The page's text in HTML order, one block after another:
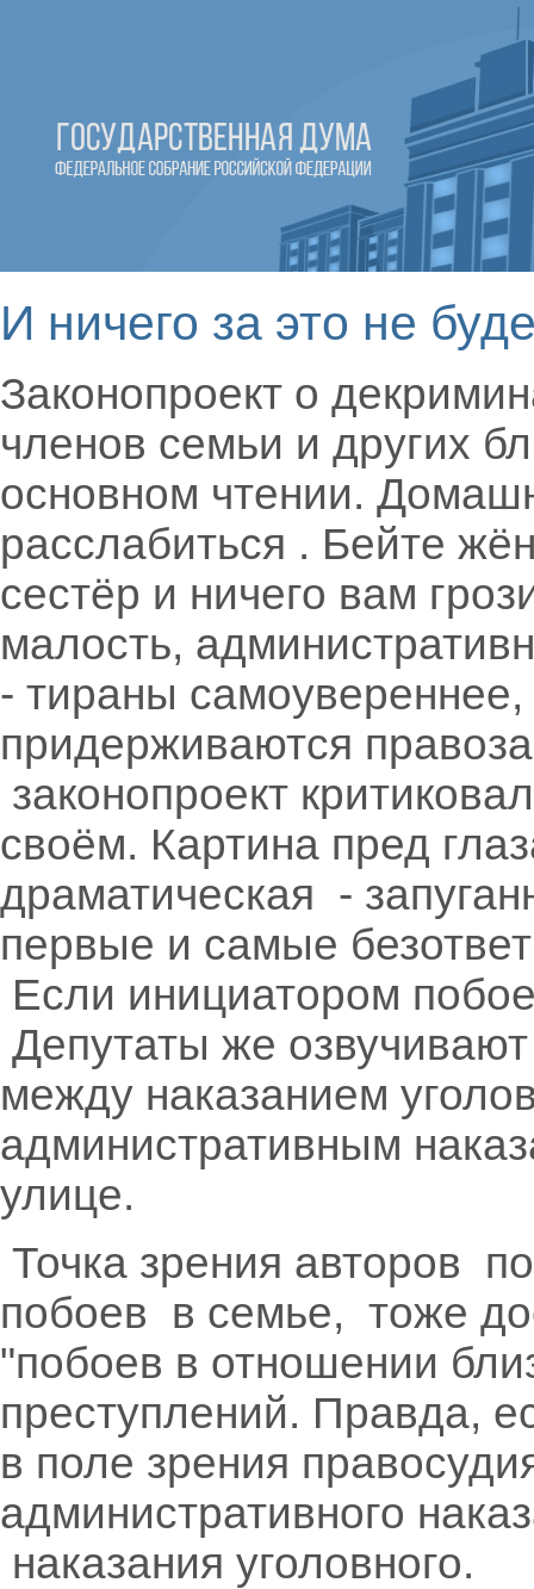
И ничего за это не
Законопроект о
членов семьи и других
основном чтении.
расслабиться . Бейте
сестёр и ничего вам
малость,
- тираны
придерживаются
законопроект
своём. Картина пред
драматическая -
первые и самые
Если инициатором
Депутаты же
между наказанием
административным
улице.
Точка зрения авторов
побоев в семье, тоже
"побоев в отношении
преступлений. Правда,
в поле зрения
административного
наказания уголовного.